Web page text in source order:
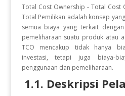
Total Cost Ownership - Total Cost
Total Pemilikan adalah konsep
semua biaya yang terkait
pemeliharaan suatu produk atau
TCO mencakup tidak hanya
investasi, tetapi juga biaya-
penggunaan dan pemeliharaan.
1.1. Deskripsi